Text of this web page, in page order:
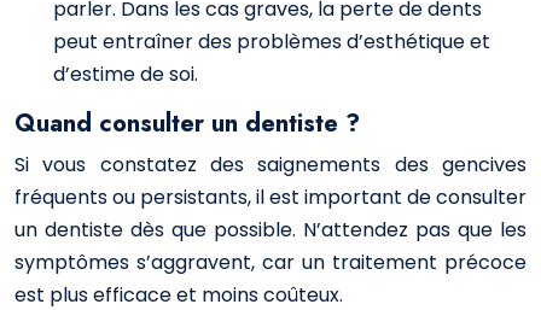
parler. Dans les cas graves, la perte de dents
peut entraîner des problèmes d’esthétique et
d’estime de soi.
Quand consulter un dentiste ?
Si vous constatez des saignements des gencives
fréquents ou persistants, il est important de consulter
un dentiste dès que possible. N’attendez pas que les
symptômes s’aggravent, car un traitement précoce
est plus efficace et moins coûteux.